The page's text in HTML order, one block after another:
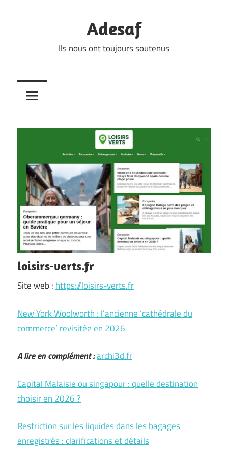
Adesaf
Ils nous ont toujours soutenus
loisirs-verts.fr
Site web : https://loisirs-verts.fr
New York Woolworth : l’ancienne ‘cathédrale du
commerce’ revisitée en 2026
A lire en complément :archi3d.fr
Capital Malaisie ou singapour : quelle destination
choisir en 2026 ?
Restriction sur les liquides dans les bagages
enregistrés : clarifications et détails